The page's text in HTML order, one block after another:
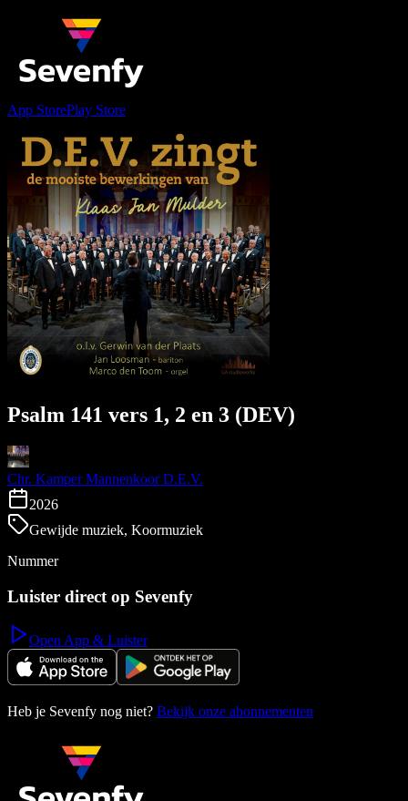
App StorePlay Store
Psalm 141 vers 1, 2 en 3 (DEV)
Chr. Kamper Mannenkoor D.E.V.
2026
Gewijde muziek, Koormuziek
Nummer
Luister direct op Sevenfy
Open App & Luister
Heb je Sevenfy nog niet? Bekijk onze abonnementen